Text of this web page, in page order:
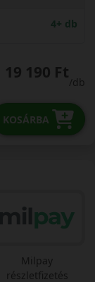
4+ db
19 190 Ft
/db
KOSÁRBA
Milpay
részletfizetés